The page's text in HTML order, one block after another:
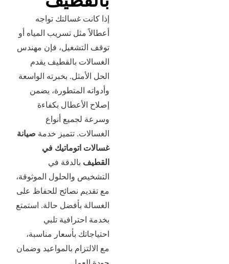
إذا كانت غسالتك تواجه
أعطالاً مثل تسريب المياه أو
توقف التشغيل، فإن مهندس
الغسالات بالقطيف يقدم
الحل الأمثل. بخبرته الواسعة
وأدواته المتطورة، يضمن
إصلاح الأعطال بكفاءة
وسرعة لجميع أنواع
الغسالات. تتميز خدمةصيانة
اتوماتيكفي
بالدقة في
التشخيص والحلول الموثوقة،
مع تقديم نصائح للحفاظ على
الغسالة بأفضل حالة. استمتع
بخدمة احترافية تلبي
احتياجاتك بأسعار مناسبة،
مع الالتزام بالمواعيد وضمان